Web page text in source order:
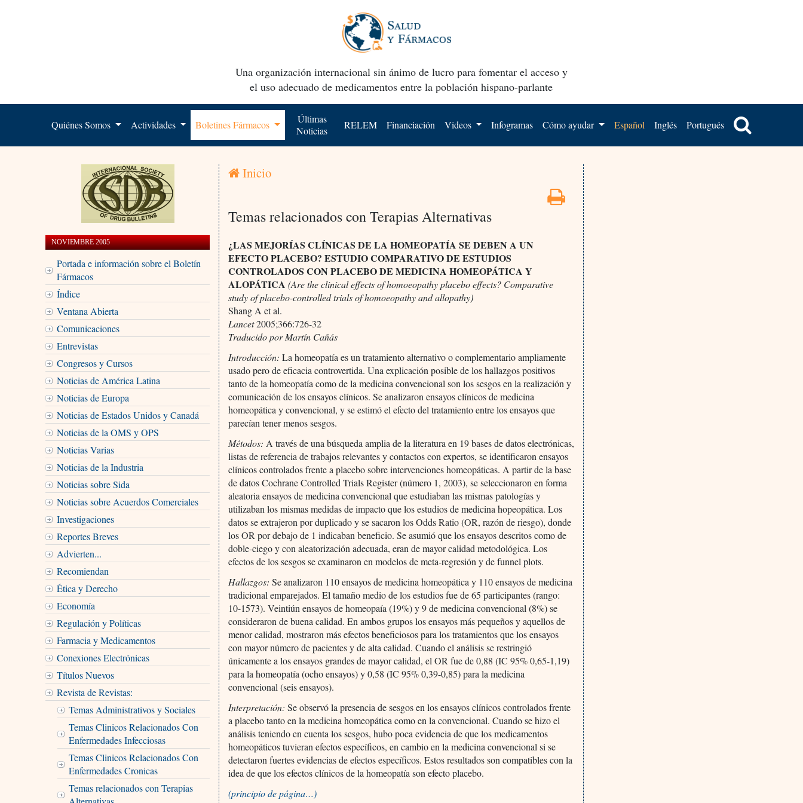
Una organización internacional sin ánimo de lucro para fomentar el acceso y
el uso adecuado de medicamentos entre la población hispano-parlante
Quiénes Somos Actividades Boletines Fármacos
Últimas
Noticias
RELEM Financiación Videos Infogramas Cómo ayudar Español Inglés Portugués
NOVIEMBRE 2005
Portada e información sobre el Boletín
Fármacos
Índice
Ventana Abierta
Comunicaciones
Entrevistas
Congresos y Cursos
Noticias de América Latina
Noticias de Europa
Noticias de Estados Unidos y Canadá
Noticias de la OMS y OPS
Noticias Varias
Noticias de la Industria
Noticias sobre Sida
Noticias sobre Acuerdos Comerciales
Investigaciones
Reportes Breves
Advierten...
Recomiendan
Ética y Derecho
Economía
Regulación y Políticas
Farmacia y Medicamentos
Conexiones Electrónicas
Títulos Nuevos
Revista de Revistas:
Temas Administrativos y Sociales
Temas Clinicos Relacionados Con
Enfermedades Infecciosas
Temas Clinicos Relacionados Con
Enfermedades Cronicas
Temas relacionados con Terapias
Inicio
Temas relacionados con Terapias Alternativas
¿LAS MEJORÍAS CLÍNICAS DE LA HOMEOPATÍA SE DEBEN A UN
EFECTO PLACEBO? ESTUDIO COMPARATIVO DE ESTUDIOS
CONTROLADOS CON PLACEBO DE MEDICINA HOMEOPÁTICA Y
ALOPÁTICA (Are the clinical effects of homoeopathy placebo effects? Comparative
study of placebo-controlled trials of homoeopathy and allopathy)
Shang A et al.
Lancet2005;366:726-32
Traducido por Martín Cañás
Introducción: La homeopatía es un tratamiento alternativo o complementario ampliamente
usado pero de eficacia controvertida. Una explicación posible de los hallazgos positivos
tanto de la homeopatía como de la medicina convencional son los sesgos en la realización y
comunicación de los ensayos clínicos. Se analizaron ensayos clínicos de medicina
homeopática y convencional, y se estimó el efecto del tratamiento entre los ensayos que
parecían tener menos sesgos.
Métodos: A través de una búsqueda amplia de la literatura en 19 bases de datos electrónicas,
listas de referencia de trabajos relevantes y contactos con expertos, se identificaron ensayos
clínicos controlados frente a placebo sobre intervenciones homeopáticas. A partir de la base
de datos Cochrane Controlled Trials Register (número 1, 2003), se seleccionaron en forma
aleatoria ensayos de medicina convencional que estudiaban las mismas patologías y
utilizaban los mismas medidas de impacto que los estudios de medicina hopeopática. Los
datos se extrajeron por duplicado y se sacaron los Odds Ratio (OR, razón de riesgo), donde
los OR por debajo de 1 indicaban beneficio. Se asumió que los ensayos descritos como de
doble-ciego y con aleatorización adecuada, eran de mayor calidad metodológica. Los
efectos de los sesgos se examinaron en modelos de meta-regresión y de funnel plots.
Hallazgos: Se analizaron 110 ensayos de medicina homeopática y 110 ensayos de medicina
tradicional emparejados. El tamaño medio de los estudios fue de 65 participantes (rango:
10-1573). Veintiún ensayos de homeopaía (19%) y 9 de medicina convencional (8%) se
consideraron de buena calidad. En ambos grupos los ensayos más pequeños y aquellos de
menor calidad, mostraron más efectos beneficiosos para los tratamientos que los ensayos
con mayor número de pacientes y de alta calidad. Cuando el análisis se restringió
únicamente a los ensayos grandes de mayor calidad, el OR fue de 0,88 (IC 95% 0,65-1,19)
para la homeopatía (ocho ensayos) y 0,58 (IC 95% 0,39-0,85) para la medicina
convencional (seis ensayos).
Interpretación: Se observó la presencia de sesgos en los ensayos clínicos controlados frente
a placebo tanto en la medicina homeopática como en la convencional. Cuando se hizo el
análisis teniendo en cuenta los sesgos, hubo poca evidencia de que los medicamentos
homeopáticos tuvieran efectos específicos, en cambio en la medicina convencional si se
detectaron fuertes evidencias de efectos específicos. Estos resultados son compatibles con la
idea de que los efectos clínicos de la homeopatía son efecto placebo.
(principio de página…)